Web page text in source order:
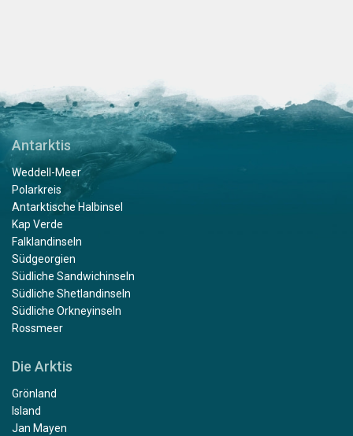
Antarktis
Weddell-Meer
Polarkreis
Antarktische Halbinsel
Kap Verde
Falklandinseln
Südgeorgien
Südliche Sandwichinseln
Südliche Shetlandinseln
Südliche Orkneyinseln
Rossmeer
Die Arktis
Grönland
Island
Jan Mayen